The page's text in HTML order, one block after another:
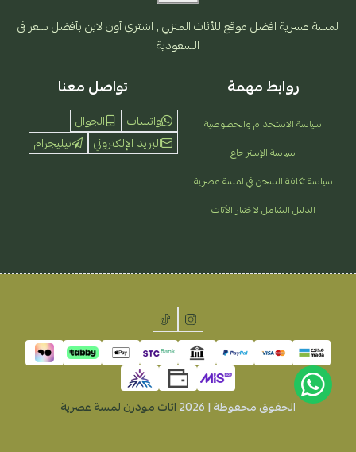
لمسة عسرية افضل موقع للأثاث المنزلي , اشتري أون لاين بأفضل سعر فى
السعودية
روابط مهمة
سياسة الاستخدام والخصوصية
سياسة الإسترجاع
سياسة تكلفة الشحن في لمسة عصرية
الدليل الشامل لاختيار الأثاث
تواصل معنا
واتساب
الجوال
البريد الإلكتروني
تيليجرام
الحقوق محفوظة | 2026 اثاث مودرن لمسة عصرية